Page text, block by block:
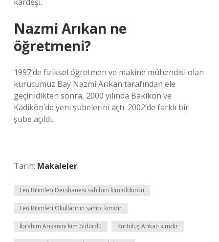
Nazmi Arıkan ne
öğretmeni?
1997’de fiziksel öğretmen ve makine mühendisi olan
kurucumuz Bay Nazmi Arıkan tarafından ele
geçirildikten sonra, 2000 yılında Bakıkön ve
Kadikön’de yeni şubelerini açtı. 2002’de farklı bir
şube açıldı.
Tarih: Makaleler
Fen Bilimleri Dershanesi sahibini kim öldürdü
Fen Bilimleri Okullarının sahibi kimdir
İbrahim Arıkanını kim öldürdü Kurtuluş Arıkan kimdir